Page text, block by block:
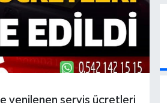
yenilenen servis ücretleri